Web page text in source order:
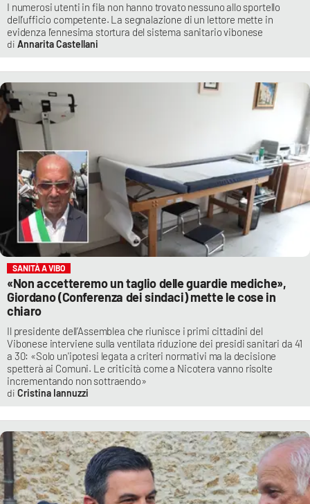
I numerosi utenti in fila non hanno trovato nessuno allo sportello
dell’ufficio competente. La segnalazione di un lettore mette in
evidenza l’ennesima stortura del sistema sanitario vibonese
Annarita Castellani
SANITÀ A VIBO
«Non accetteremo un taglio delle guardie mediche»,
Giordano (Conferenza dei sindaci) mette le cose in
chiaro
Il presidente dell’Assemblea che riunisce i primi cittadini del
Vibonese interviene sulla ventilata riduzione dei presidi sanitari da 41
a 30: «Solo un'ipotesi legata a criteri normativi ma la decisione
spetterà ai Comuni. Le criticità come a Nicotera vanno risolte
incrementando non sottraendo»
Cristina Iannuzzi